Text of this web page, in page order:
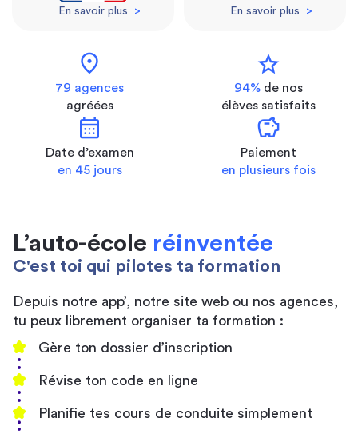
En savoir plus > En savoir plus >
location_on
79 agences
agréées
star
94% de nos
élèves satisfaits
calendar_month
Date d’examen
en 45 jours
savings
Paiement
en plusieurs fois
L’auto-école réinventée
C'est toi qui pilotes ta formation
Depuis notre app’, notre site web ou nos agences,
tu peux librement organiser ta formation :
Gère ton dossier d’inscription
Révise ton code en ligne
Planifie tes cours de conduite simplement